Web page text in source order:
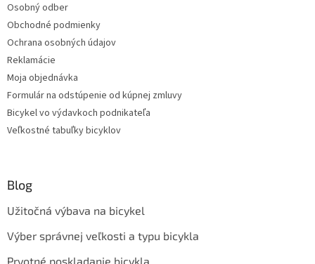
Osobný odber
Obchodné podmienky
Ochrana osobných údajov
Reklamácie
Moja objednávka
Formulár na odstúpenie od kúpnej zmluvy
Bicykel vo výdavkoch podnikateľa
Veľkostné tabuľky bicyklov
Blog
Užitočná výbava na bicykel
Výber správnej veľkosti a typu bicykla
Prvotné poskladanie bicykla